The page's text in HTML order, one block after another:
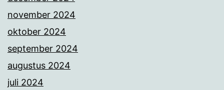
november 2024
oktober 2024
september 2024
augustus 2024
juli 2024